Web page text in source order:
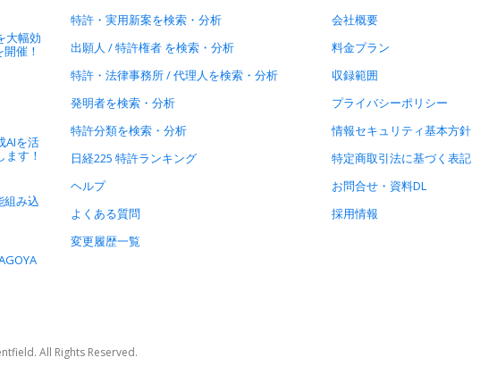
大幅効
催！
AIを活
す！
組み込
特許・実用新案を検索・分析
出願人 / 特許権者 を検索・分析
特許・法律事務所 / 代理人を検索・分析
発明者を検索・分析
特許分類を検索・分析
日経225 特許ランキング
ヘルプ
よくある質問
変更履歴一覧
会社概要
料金プラン
収録範囲
プライバシーポリシー
情報セキュリティ基本方針
特定商取引法に基づく表記
お問合せ・資料DL
採用情報
All Rights Reserved.